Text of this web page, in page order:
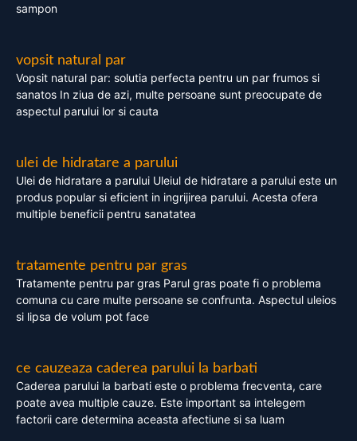
sampon
vopsit natural par
Vopsit natural par: solutia perfecta pentru un par frumos si
sanatos In ziua de azi, multe persoane sunt preocupate de
aspectul parului lor si cauta
ulei de hidratare a parului
Ulei de hidratare a parului Uleiul de hidratare a parului este un
produs popular si eficient in ingrijirea parului. Acesta ofera
multiple beneficii pentru sanatatea
tratamente pentru par gras
Tratamente pentru par gras Parul gras poate fi o problema
comuna cu care multe persoane se confrunta. Aspectul uleios
si lipsa de volum pot face
ce cauzeaza caderea parului la barbati
Caderea parului la barbati este o problema frecventa, care
poate avea multiple cauze. Este important sa intelegem
factorii care determina aceasta afectiune si sa luam